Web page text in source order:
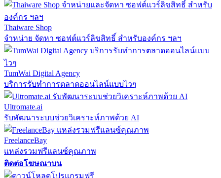
Thaiware Shop
จำหน่าย จัดหา ซอฟต์แวร์ลิขสิทธิ์ สำหรับองค์กร ฯลฯ
TumWai Digital Agency
บริการรับทำการตลาดออนไลน์แบบไวๆ
Ultromate.ai
รับพัฒนาระบบช่วยวิเคราะห์ภาพด้วย AI
FreelanceBay
แหล่งรวมฟรีแลนซ์คุณภาพ
ติดต่อโฆษณาบน